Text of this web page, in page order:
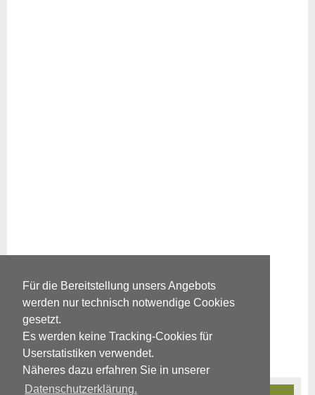
Für die Bereitstellung unsers Angebots
werden nur technisch notwendige Cookies
gesetzt.
Es werden keine Tracking-Cookies für
Userstatistiken verwendet.
Näheres dazu erfahren Sie in unserer
Datenschutzerklärung.